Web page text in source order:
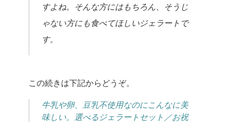
すよね。そんな方にはもちろん、そうじ
ゃない方にも食べてほしいジェラートで
す。
この続きは下記からどうぞ。
牛乳や卵、豆乳不使用なのにこんなに美
味しい。選べるジェラートセット／お祝